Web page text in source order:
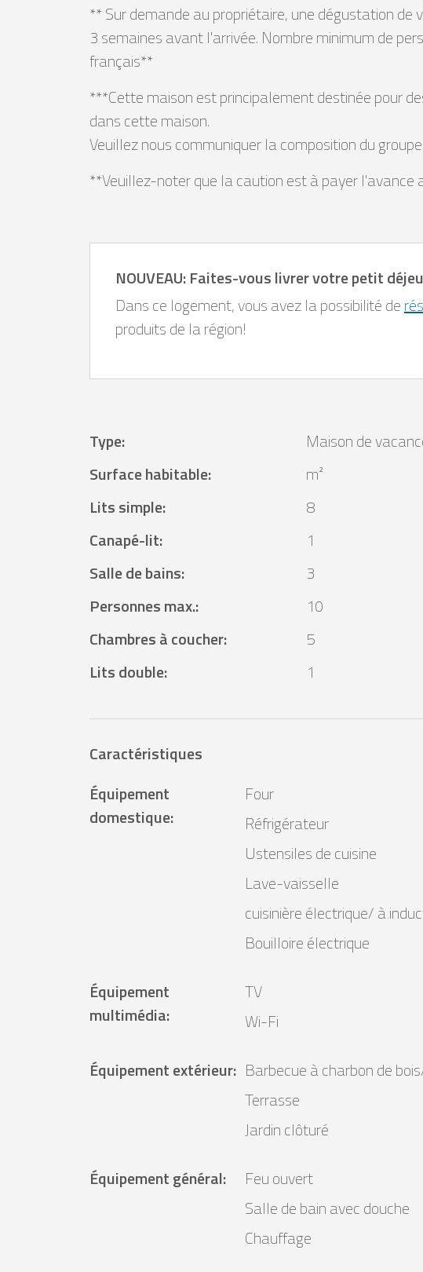
** Sur demande au propriétaire, une dégustation
3 semaines avant l'arrivée. Nombre minimum de
français**
***Cette maison est principalement destinée pour
dans cette maison.
Veuillez nous communiquer la composition du
**Veuillez-noter que la caution est à payer
NOUVEAU: Faites-vous livrer votre petit
Dans ce logement, vous avez la possibilité de
produits de la région!
Type:
Maison de
Surface habitable:
m²
Lits simple:
8
Canapé-lit:
1
Salle de bains:
3
Personnes max.:
10
Chambres à coucher:
5
Lits double: 1
Caractéristiques
Équipement
domestique:
Four
Réfrigérateur
Ustensiles de cuisine
Lave-vaisselle
cuisinière électrique/ à
Bouilloire électrique
Équipement
multimédia:
TV
Wi-Fi
Équipement extérieur: Barbecue à charbon de
Terrasse
Jardin clôturé
Équipement général: Feu ouvert
Salle de bain avec douche
Chauffage